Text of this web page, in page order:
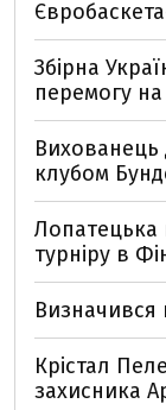
Збірна
перемогу на
клубом
Лопатецька
турніру в
Визначився
Крістал
захисника